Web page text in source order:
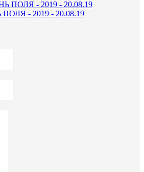
- 2019 - 20.08.19